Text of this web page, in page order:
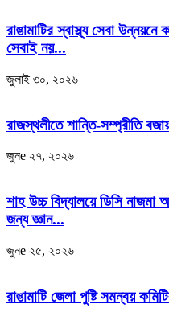
রাঙামাটির স্বাস্থ্য সেবা
সেবাই নয়...
জুলাই ৩০, ২০২৬
রাজস্থলীতে শান্তি-সম্প্রীতি
জুনe ২৭, ২০২৬
শাহ উচ্চ বিদ্যালয়ে ডিসি নাজমা
জন্য জ্ঞান...
জুনe ২৫, ২০২৬
রাঙামাটি জেলা পুষ্টি সমন্বয়